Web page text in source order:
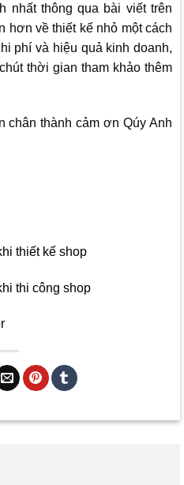
nhất thông qua bài viết trên
hơn về thiết kế nhỏ một cách
phí và hiệu quả kinh doanh,
thời gian tham khảo thêm
chân thành cảm ơn Qúy Anh
thiết kế shop
thi công shop